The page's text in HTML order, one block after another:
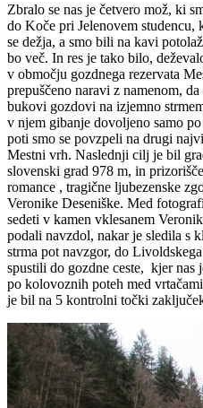
Zbralo se nas je četvero mož, ki
do Koče pri Jelenovem studencu,
se dežja, a smo bili na kavi
bo več. In res je tako bilo,
v območju gozdnega rezervata
prepuščeno naravi z namenom,
bukovi gozdovi na izjemno
v njem gibanje dovoljeno samo
poti smo se povzpeli na drugi
Mestni vrh. Naslednji cilj je bil
slovenski grad 978 m, in
romance , tragične ljubezenske
Veronike Deseniške. Med
sedeti v kamen vklesanem
podali navzdol, nakar je sledila s
strma pot navzgor, do
spustili do gozdne ceste, kjer nas
po kolovoznih poteh med
je bil na 5 kontrolni točki